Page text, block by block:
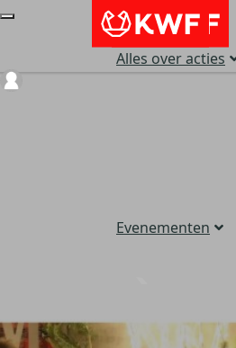
Alles over acties
Evenementen